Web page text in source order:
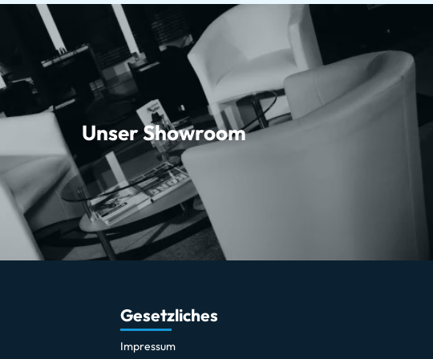
Unser Showroom
Gesetzliches
Impressum